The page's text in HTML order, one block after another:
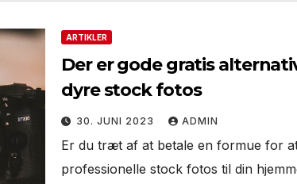
ARTIKLER
Der er gode gratis
dyre stock fotos
30. JUNI 2023 ADMIN
Er du træt af at betale en formue for
professionelle stock fotos til din